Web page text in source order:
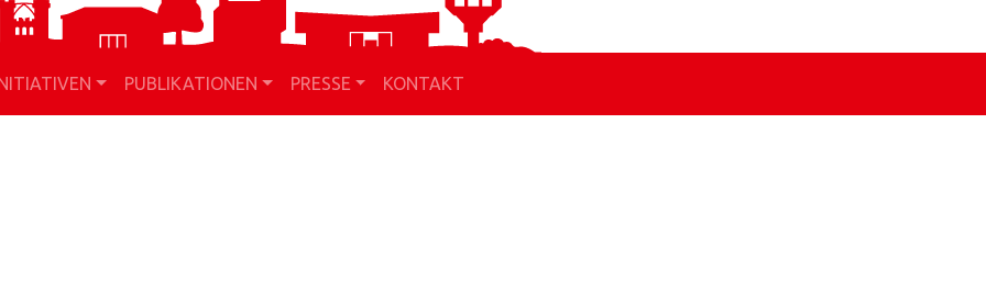
PUBLIKATIONEN PRESSE KONTAKT